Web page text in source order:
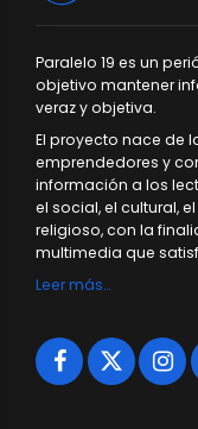
Paralelo 19 es un
objetivo mantener
veraz y objetiva.
El proyecto nace de
emprendedores y
información a los
el social, el cultural,
religioso, con la
multimedia que
Leer más…